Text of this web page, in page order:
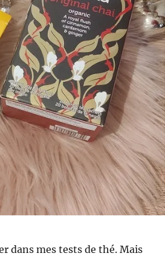
dans mes tests de thé. Mais